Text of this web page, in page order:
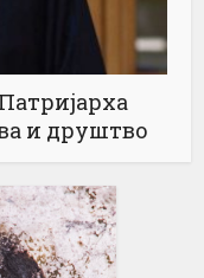
и друштво